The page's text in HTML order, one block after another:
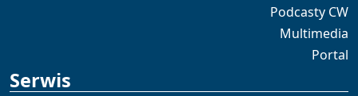
Podcasty CW
Multimedia
Portal
Serwis